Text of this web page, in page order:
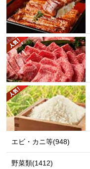
エビ・カニ等(948)
野菜類(1412)